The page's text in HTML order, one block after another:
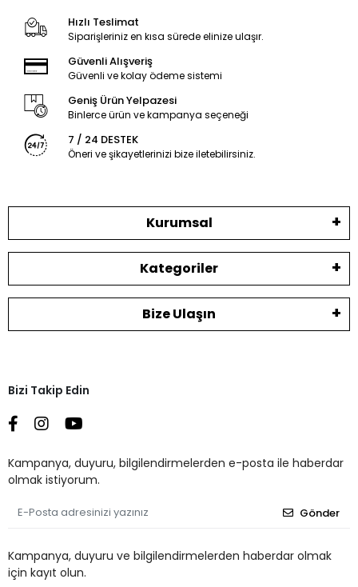
Hızlı Teslimat
Siparişleriniz en kısa sürede elinize ulaşır.
Güvenli Alışveriş
Güvenli ve kolay ödeme sistemi
Geniş Ürün Yelpazesi
Binlerce ürün ve kampanya seçeneği
7 / 24 DESTEK
Öneri ve şikayetlerinizi bize iletebilirsiniz.
Kurumsal
Kategoriler
Bize Ulaşın
Bizi Takip Edin
Kampanya, duyuru, bilgilendirmelerden e-posta ile haberdar
olmak istiyorum.
Gönder
Kampanya, duyuru ve bilgilendirmelerden haberdar olmak
için kayıt olun.